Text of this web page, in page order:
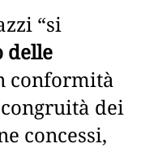
“si
delle
conformità
dei
concessi,